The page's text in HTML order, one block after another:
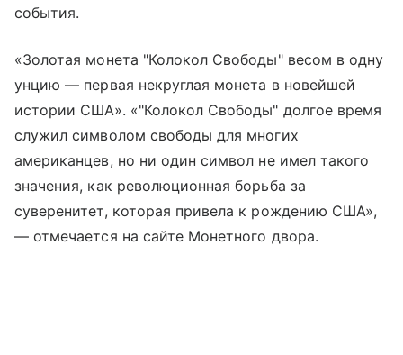
события.
«Золотая монета "Колокол Свободы" весом в одну
унцию — первая некруглая монета в новейшей
истории США». «"Колокол Свободы" долгое время
служил символом свободы для многих
американцев, но ни один символ не имел такого
значения, как революционная борьба за
суверенитет, которая привела к рождению США»,
— отмечается на сайте Монетного двора.